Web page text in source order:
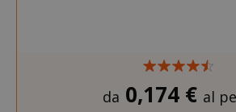
da 0,174 € al